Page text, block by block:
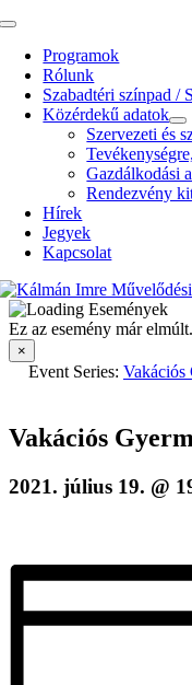
Kihagyás
Toggle
NavigationProgramok
Rólunk
Szabadtéri színpad /
Közérdekű adatok
Szervezeti és
Gazdálkodási
Rendezvény
Hírek
Jegyek
Kapcsolat
Ez az esemény már elmúlt.
×
Event Series: Vakációs
Vakációs
2021. július 19. @